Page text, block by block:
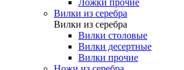
Ложки прочие
Вилки из серебра
Вилки из серебра
Вилки столовые
Вилки десертные
Вилки прочие